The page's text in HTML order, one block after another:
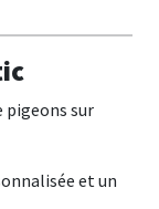
pigeons sur
et un